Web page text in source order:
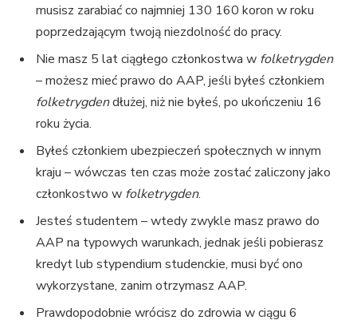
musisz zarabiać co najmniej 130 160 koron w roku
poprzedzającym twoją niezdolność do pracy.
Nie masz 5 lat ciągłego członkostwa w folketrygden
– możesz mieć prawo do AAP, jeśli byłeś członkiem
folketrygdendłużej, niż nie byłeś, po ukończeniu 16
roku życia.
Byłeś członkiem ubezpieczeń społecznych w innym
kraju – wówczas ten czas może zostać zaliczony jako
członkostwo w folketrygden.
Jesteś studentem – wtedy zwykle masz prawo do
AAP na typowych warunkach, jednak jeśli pobierasz
kredyt lub stypendium studenckie, musi być ono
wykorzystane, zanim otrzymasz AAP.
Prawdopodobnie wrócisz do zdrowia w ciągu 6